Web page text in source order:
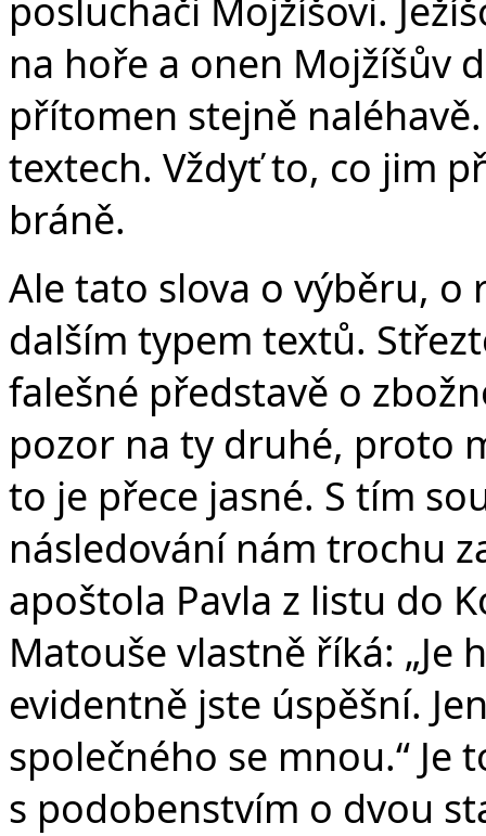
posluchači Mojžíšovi.
na hoře a onen Mojžíšův
přítomen stejně
textech. Vždyť to, co jim
bráně.
Ale tato slova o výběru,
dalším typem textů.
falešné představě o
pozor na ty druhé, proto
to je přece jasné. S tím
následování nám trochu
apoštola Pavla z listu do
Matouše vlastně říká: „Je
evidentně jste úspěšní.
společného se mnou.“ Je
s podobenstvím o dvou